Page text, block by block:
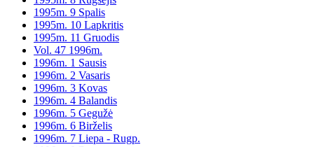
1995m. 9 Spalis
1995m. 10 Lapkritis
1995m. 11 Gruodis
Vol. 47 1996m.
1996m. 1 Sausis
1996m. 2 Vasaris
1996m. 3 Kovas
1996m. 4 Balandis
1996m. 5 Gegužė
1996m. 6 Birželis
1996m. 7 Liepa - Rugp.